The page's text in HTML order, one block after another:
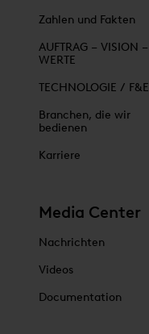
Zahlen und Fakten
AUFTRAG – VISION –
WERTE
TECHNOLOGIE / F&E
Branchen, die wir
bedienen
Karriere
Media Center
Nachrichten
Videos
Documentation